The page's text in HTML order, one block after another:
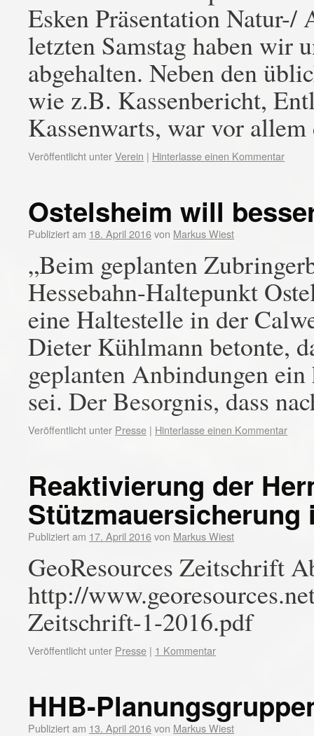
Esken Präsentation
letzten Samstag haben wir
abgehalten. Neben den
wie z.B. Kassenbericht,
Kassenwarts, war vor
Veröffentlicht unterVerein | Hinterlasse einen Kommentar
Ostelsheim will
Publiziert am 18. April 2016von Markus Wiest
„Beim geplanten
Hessebahn-Haltepunkt
eine Haltestelle in der
Dieter Kühlmann betonte,
geplanten Anbindungen
sei. Der Besorgnis, dass
Veröffentlicht unter Presse | Hinterlasse einen Kommentar
Reaktivierung der
Publiziert am 17. April 2016von Markus Wiest
GeoResources Zeitschrift
http://
Zeitschrift-1-2016.pdf
Veröffentlicht unter Presse | 1 Kommentar
HHB-
Publiziert am 13. April 2016von Markus Wiest